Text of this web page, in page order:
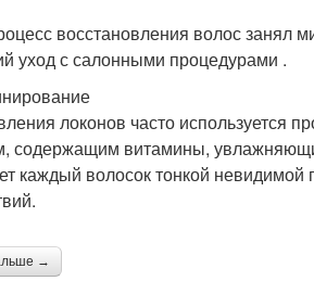
восстановления волос занял
уход с салонными процедурами .
локонов часто используется
содержащим витамины,
каждый волосок тонкой
→